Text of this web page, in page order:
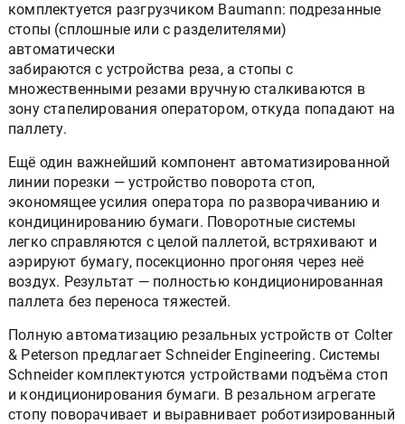
комплектуется разгрузчиком Baumann: подрезанные
стопы (сплошные или с разделителями)
автоматически
забираются с устройства реза, а стопы с
множественными резами вручную сталкиваются в
зону стапелирования оператором, откуда попадают на
паллету.
Ещё один важнейший компонент автоматизированной
линии порезки — устройство поворота стоп,
экономящее усилия оператора по разворачиванию и
кондицинированию бумаги. Поворотные системы
легко справляются с целой паллетой, встряхивают и
аэрируют бумагу, посекционно прогоняя через неё
воздух. Результат — полностью кондиционированная
паллета без переноса тяжестей.
Полную автоматизацию резальных устройств от Colter
& Peterson предлагает Schneider Engineering. Системы
Schneider комплектуются устройствами подъёма стоп
и кондиционирования бумаги. В резальном агрегате
стопу поворачивает и выравнивает роботизированный